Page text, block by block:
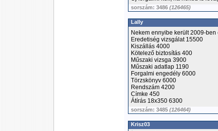
sorszám: 3486 (126465)
Lally
Nekem ennyibe került 2009-
Eredetiség vizsgálat 15500
Kiszállás 4000
Kötelező biztosítás 400
Műszaki vizsga 3900
Műszaki adatlap 1190
Forgalmi engedély 6000
Törzskönyv 6000
Rendszám 4200
Címke 450
Átírás 18x350 6300
sorszám: 3485 (126464)
Krisz03